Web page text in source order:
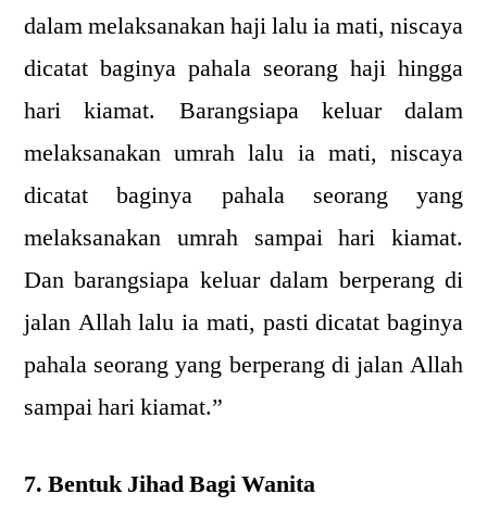
dalam melaksanakan haji lalu ia mati, niscaya
dicatat baginya pahala seorang haji hingga
hari kiamat. Barangsiapa keluar dalam
melaksanakan umrah lalu ia mati, niscaya
dicatat baginya pahala seorang yang
melaksanakan umrah sampai hari kiamat.
Dan barangsiapa keluar dalam berperang di
jalan Allah lalu ia mati, pasti dicatat baginya
pahala seorang yang berperang di jalan Allah
sampai hari kiamat.”
7. Bentuk Jihad Bagi Wanita